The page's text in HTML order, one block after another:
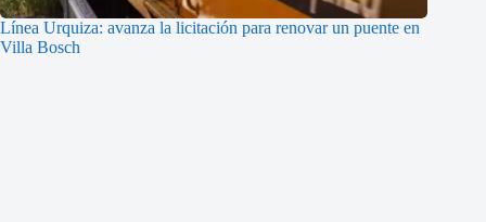
Línea Urquiza: avanza la licitación para renovar un puente en
Villa Bosch